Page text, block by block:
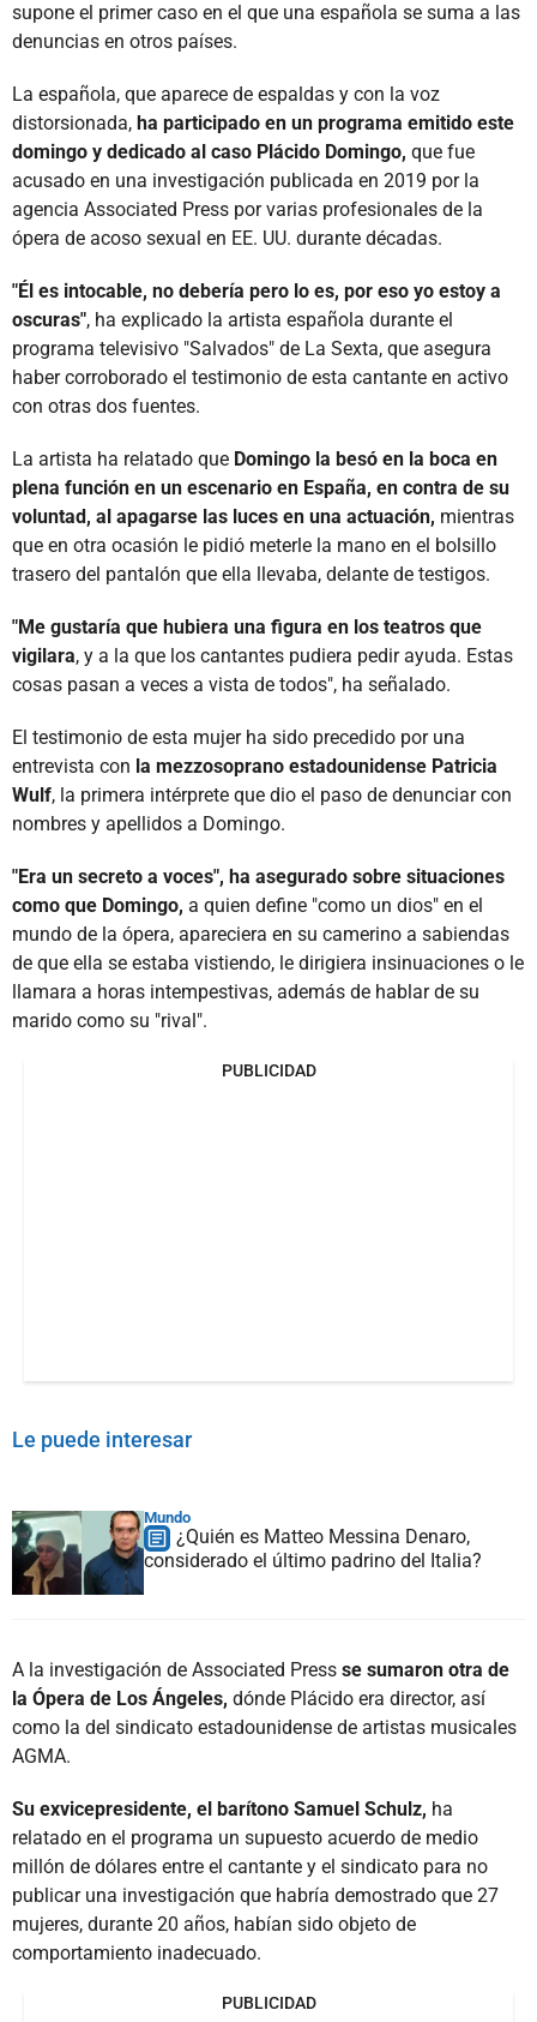
supone el primer caso en el que una española se suma a las
denuncias en otros países.
La española, que aparece de espaldas y con la voz
distorsionada, ha participado en un programa emitido este
domingo y dedicado al caso Plácido Domingo, que fue
acusado en una investigación publicada en 2019 por la
agencia Associated Press por varias profesionales de la
ópera de acoso sexual en EE. UU. durante décadas.
"Él es intocable, no debería pero lo es, por eso yo estoy a
oscuras", ha explicado la artista española durante el
programa televisivo "Salvados" de La Sexta, que asegura
haber corroborado el testimonio de esta cantante en activo
con otras dos fuentes.
La artista ha relatado que Domingo la besó en la boca en
plena función en un escenario en España, en contra de su
voluntad, al apagarse las luces en una actuación, mientras
que en otra ocasión le pidió meterle la mano en el bolsillo
trasero del pantalón que ella llevaba, delante de testigos.
"Me gustaría que hubiera una figura en los teatros que
vigilara, y a la que los cantantes pudiera pedir ayuda. Estas
cosas pasan a veces a vista de todos", ha señalado.
El testimonio de esta mujer ha sido precedido por una
entrevista con la mezzosoprano estadounidense Patricia
Wulf, la primera intérprete que dio el paso de denunciar con
nombres y apellidos a Domingo.
"Era un secreto a voces", ha asegurado sobre situaciones
como que Domingo, a quien define "como un dios" en el
mundo de la ópera, apareciera en su camerino a sabiendas
de que ella se estaba vistiendo, le dirigiera insinuaciones o le
llamara a horas intempestivas, además de hablar de su
marido como su "rival".
PUBLICIDAD
Le puede interesar
Mundo
¿Quién es Matteo Messina Denaro,
considerado el último padrino del Italia?
A la investigación de Associated Press se sumaron otra de
la Ópera de Los Ángeles, dónde Plácido era director, así
como la del sindicato estadounidense de artistas musicales
AGMA.
Su exvicepresidente, el barítono Samuel Schulz, ha
relatado en el programa un supuesto acuerdo de medio
millón de dólares entre el cantante y el sindicato para no
publicar una investigación que habría demostrado que 27
mujeres, durante 20 años, habían sido objeto de
comportamiento inadecuado.
PUBLICIDAD